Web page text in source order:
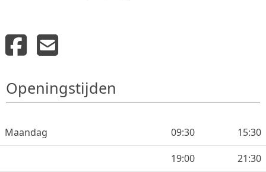
Openingstijden
Maandag 09:30
15:30
19:00
21:30